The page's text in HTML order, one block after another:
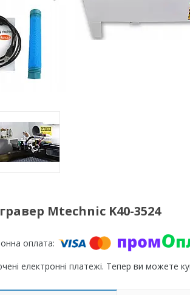
Mtechnic K40-3524
електронні платежі. Тепер ви можете